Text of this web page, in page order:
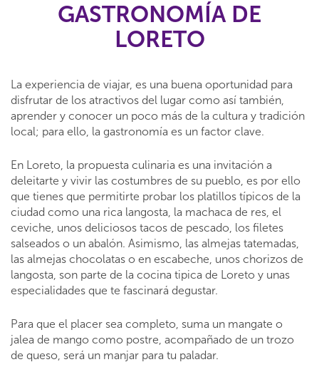
GASTRONOMÍA DE
LORETO
La experiencia de viajar, es una buena oportunidad para
disfrutar de los atractivos del lugar como así también,
aprender y conocer un poco más de la cultura y tradición
local; para ello, la gastronomía es un factor clave.
En Loreto, la propuesta culinaria es una invitación a
deleitarte y vivir las costumbres de su pueblo, es por ello
que tienes que permitirte probar los platillos típicos de la
ciudad como una rica langosta, la machaca de res, el
ceviche, unos deliciosos tacos de pescado, los filetes
salseados o un abalón. Asimismo, las almejas tatemadas,
las almejas chocolatas o en escabeche, unos chorizos de
langosta, son parte de la cocina tipica de Loreto y unas
especialidades que te fascinará degustar.
Para que el placer sea completo, suma un mangate o
jalea de mango como postre, acompañado de un trozo
de queso, será un manjar para tu paladar.